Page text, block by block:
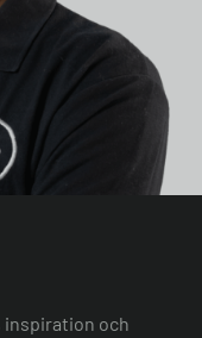
inspiration och